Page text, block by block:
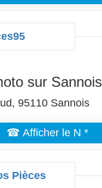
sur Sannois
95110 Sannois
☎ Afficher le N *
Pièces